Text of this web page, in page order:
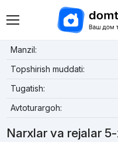
Manzil:
Topshirish muddati:
Tugatish:
Avtoturargoh:
Narxlar va rejalar